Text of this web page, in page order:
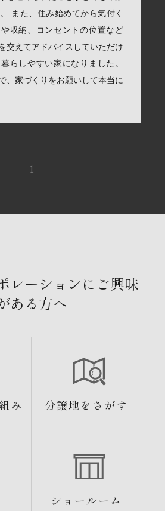
また、住み始めてから気付く
収納、コンセントの位置など
交えてアドバイスしていただけ
らしやすい家になりました。
、家づくりをお願いして本当に
1
レーションにご興味
ある方へ
み 分譲地をさがす
ショールーム